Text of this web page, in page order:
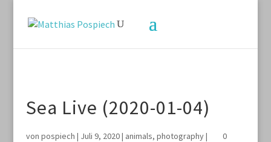
Sea Live (2020-01-04)
von pospiech | Juli 9, 2020| animals, photography|
0